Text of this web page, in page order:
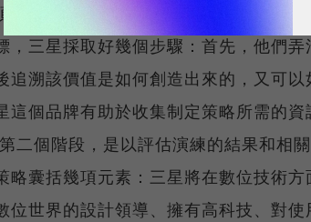
建立能夠在國際上捍衛自我地位的品牌。
，三星採取好幾個步驟：首先，他們
追溯該價值是如何創造出來的，又可
這個品牌有助於收集制定策略所需的
二個階段，是以評估演練的結果和相
略囊括幾項元素：三星將在數位技術
位世界的設計領導、擁有高科技、對